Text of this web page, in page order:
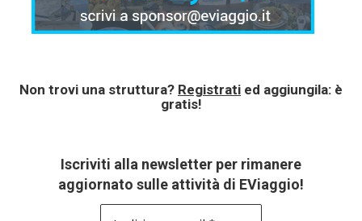
Non trovi una struttura? Registrati ed aggiungila: è
gratis!
Iscriviti alla newsletter per rimanere
aggiornato sulle attività di EViaggio!